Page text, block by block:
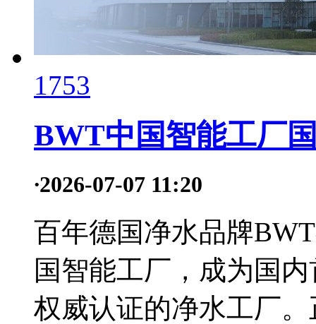
1753
BWT中国智能工厂
·2026-07-07 11:20
百年德国净水品牌
国智能工厂，成为国
权威认证的净水工厂